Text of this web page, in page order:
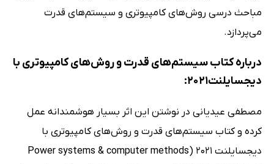
مباحث درسی روش‌های کامپیوتری و سیستم‌های قدرت
می‌پردازد.
درباره کتاب سیستم‌های قدرت و روش‌های کامپیوتری با
دیجسایلنت2021:
مصطفی عیدیانی در نوشتن این اثر بسیار هوشمندانه عمل
کرده و کتاب سیستم‌های قدرت و روش‌های کامپیوتری با
دیجسایلنت 2021 (Power systems & computer methods